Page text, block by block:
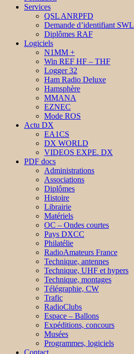
Services
QSL ANRPFD
Demande d’identifiant SWL
Diplômes RAF
Logiciels
N1MM +
Win REF HF – THF
Logger 32
Ham Radio Deluxe
Hamsphère
MMANA
EZNEC
Mode ROS
Actu DX
EA1CS
DX WORLD
VIDEOS EXPE. DX
PDF docs
Administrations
Associations
Diplômes
Histoire
Librairie
Matériels
OC – Ondes courtes
Pays DXCC
Philatélie
RadioAmateurs France
Technique, antennes
Technique, UHF et hypers
Technique, montages
Télégraphie, CW
Trafic
RadioClubs
Espace – Ballons
Expéditions, concours
Musées
Programmes, logiciels
Contact